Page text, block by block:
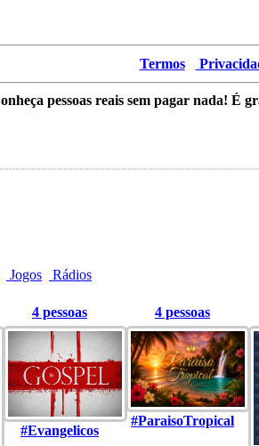
Termos
pessoas reais sem pagar nada! É
Jogos Rádios
4 pessoas
#Evangelicos
4 pessoas
#ParaisoTropical